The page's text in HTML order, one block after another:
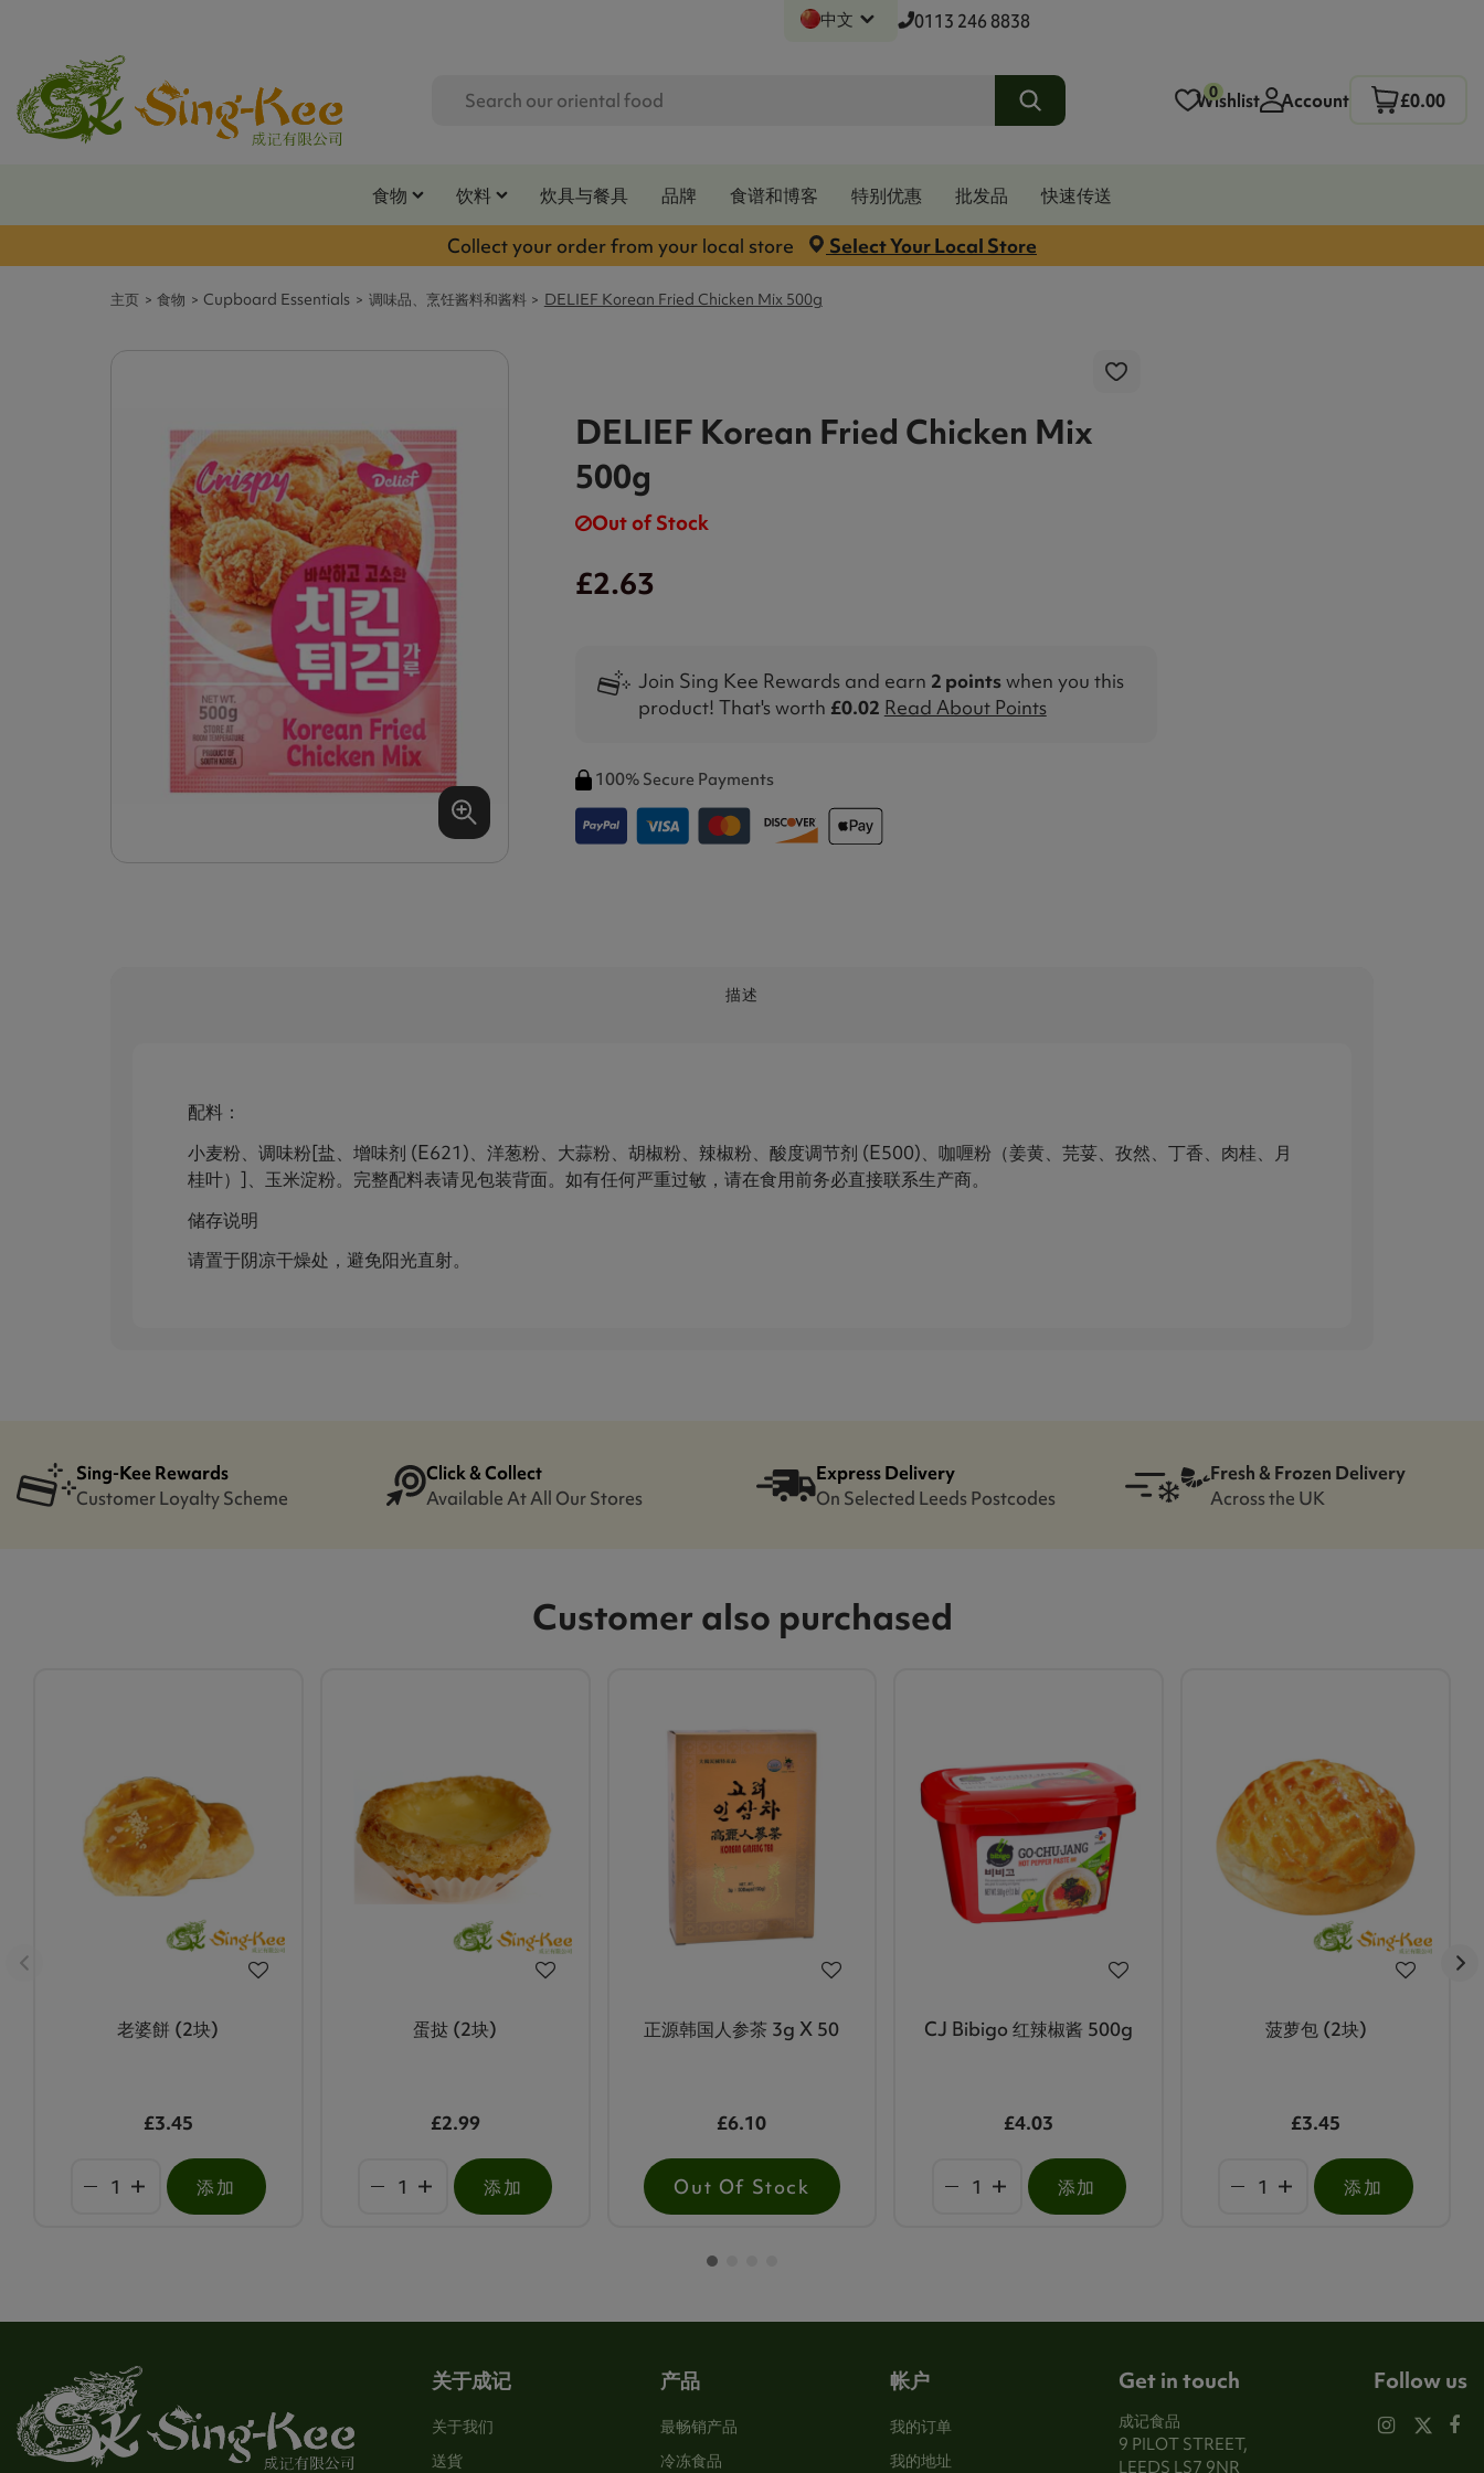
中文 0113 246 8838
0
Wishlist Account £0.00
食物 饮料 炊具与餐具 品牌 食谱和博客 特别优惠 批发品
快速传送
Collect your order from your local store
Select Your Local Store
主页 食物 Cupboard Essentials 调味品、烹饪酱料和酱料 DELIEF Korean Fried Chicken Mix 500g
DELIEF Korean Fried Chicken Mix
500g
Out of Stock
£2.63
Join Sing Kee Rewards and earn 2 pointswhen you this
product! That's worth £0.02 Read About Points
100% Secure Payments
描述
配料：
小麦粉、调味粉[盐、增味剂 (E621)、洋葱粉、大蒜粉、胡椒粉、辣椒粉、酸度调节剂 (E500)、咖喱粉（姜黄、芫荽、孜然、丁香、肉桂、月
桂叶）]、玉米淀粉。完整配料表请见包装背面。如有任何严重过敏，请在食用前务必直接联系生产商。
储存说明
请置于阴凉干燥处，避免阳光直射。
Sing-Kee Rewards
Customer Loyalty Scheme
Click & Collect
Available At All Our Stores
Express Delivery
On Selected Leeds Postcodes
Fresh & Frozen Delivery
Across the UK
Customer also purchased
老婆餅 (2块)
£3.45
添加
蛋挞 (2块)
£2.99
添加
正源韩国人参茶 3g X 50
£6.10
Out Of Stock
CJ Bibigo 红辣椒酱 500g
£4.03
添加
菠萝包 (2块)
£3.45
添加
关于成记
关于我们
送貨
产品
最畅销产品
冷冻食品
帐户
我的订单
我的地址
Get in touch
成记食品
9 PILOT STREET,
LEEDS LS7 9NR
Follow us